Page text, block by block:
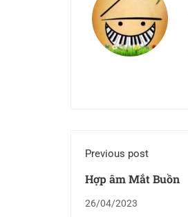
Previous post
Hợp âm Mắt Buồn
26/04/2023